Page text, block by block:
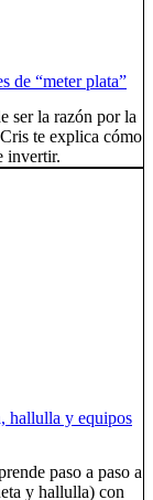
de “meter plata”
ser la razón por la
te explica cómo
invertir.
hallulla y equipos
paso a paso a
y hallulla) con